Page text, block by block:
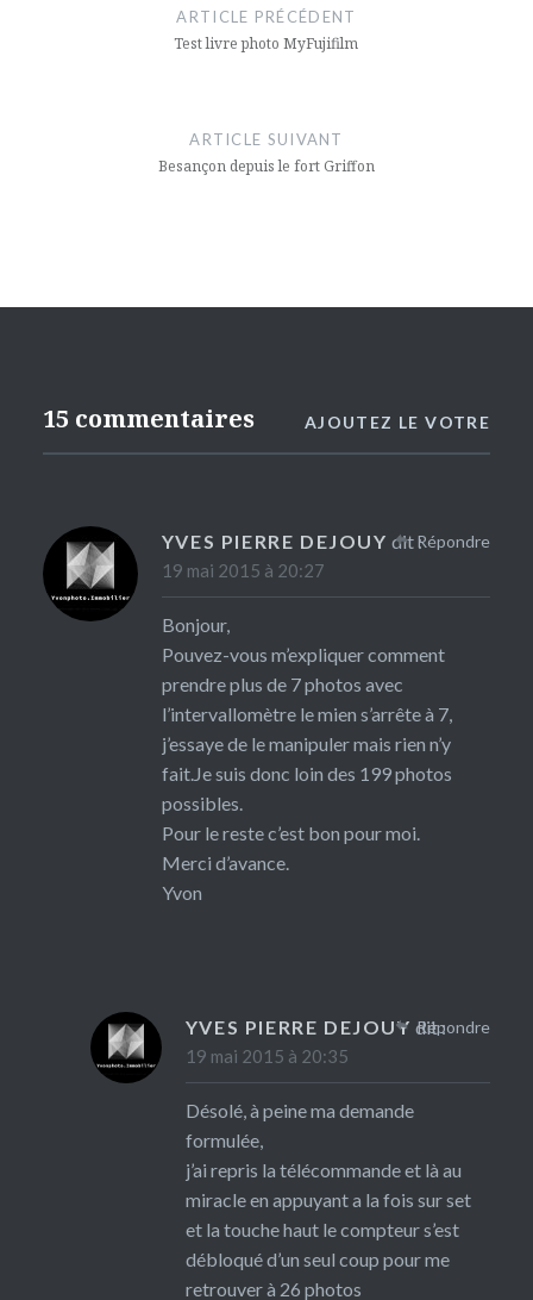
ARTICLE PRÉCÉDENT
Test livre photo MyFujifilm
ARTICLE SUIVANT
Besançon depuis le fort Griffon
15 commentaires AJOUTEZ LE VOTRE
YVES PIERRE DEJOUY dit :
19 mai 2015 à 20:27
Bonjour,
Pouvez-vous m’expliquer comment
prendre plus de 7 photos avec
l’intervallomètre le mien s’arrête à 7,
j’essaye de le manipuler mais rien n’y
fait.Je suis donc loin des 199 photos
possibles.
Pour le reste c’est bon pour moi.
Merci d’avance.
Yvon
Répondre
YVES PIERRE DEJOUY dit :
19 mai 2015 à 20:35
Désolé, à peine ma demande
formulée,
j’ai repris la télécommande et là au
miracle en appuyant a la fois sur set
et la touche haut le compteur s’est
débloqué d’un seul coup pour me
retrouver à 26 photos
Répondre